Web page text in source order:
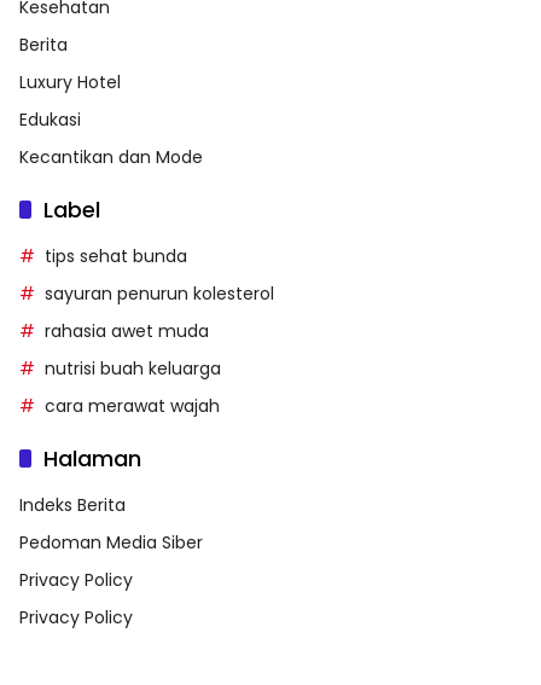
Kesehatan
Berita
Luxury Hotel
Edukasi
Kecantikan dan Mode
Label
tips sehat bunda
sayuran penurun kolesterol
rahasia awet muda
nutrisi buah keluarga
cara merawat wajah
Halaman
Indeks Berita
Pedoman Media Siber
Privacy Policy
Privacy Policy